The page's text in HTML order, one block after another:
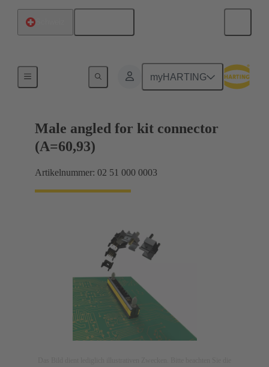
myHARTING
Motherboard-to-Daughtercard Verbindungen
Male angled for kit connector
(A=60,93)
Artikelnummer: 02 51 000 0003